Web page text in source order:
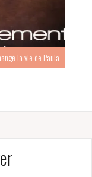
la vie de Paula